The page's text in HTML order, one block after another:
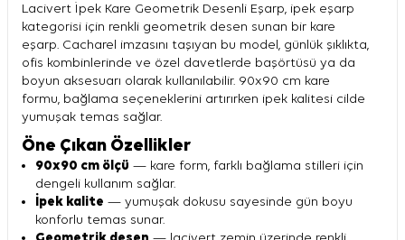
Lacivert İpek Kare Geometrik Desenli Eşarp, ipek eşarp
kategorisi için renkli geometrik desen sunan bir kare
eşarp. Cacharel imzasını taşıyan bu model, günlük şıklıkta,
ofis kombinlerinde ve özel davetlerde başörtüsü ya da
boyun aksesuarı olarak kullanılabilir. 90x90 cm kare
formu, bağlama seçeneklerini artırırken ipek kalitesi cilde
yumuşak temas sağlar.
Öne Çıkan Özellikler
90x90 cm ölçü — kare form, farklı bağlama stilleri için
dengeli kullanım sağlar.
İpek kalite — yumuşak dokusu sayesinde gün boyu
konforlu temas sunar.